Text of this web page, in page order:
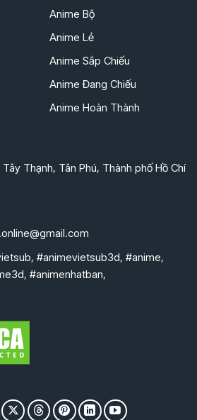
Anime Bộ
Anime Lẻ
Anime Sắp Chiếu
Anime Đang Chiếu
Anime Hoàn Thành
Thạnh, Tân Phú, Thành phố Hồ Chí
#animevietsub3d, #anime,
#animenhatban,